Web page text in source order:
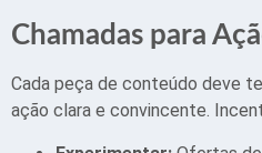
Chamadas para
Cada peça de conteúdo deve
ação clara e convincente.